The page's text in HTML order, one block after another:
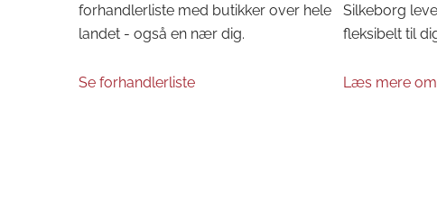
forhandlerliste med butikker over hele
landet - også en nær dig.
Se forhandlerliste
Silkeborg
fleksibelt til
Læs mere